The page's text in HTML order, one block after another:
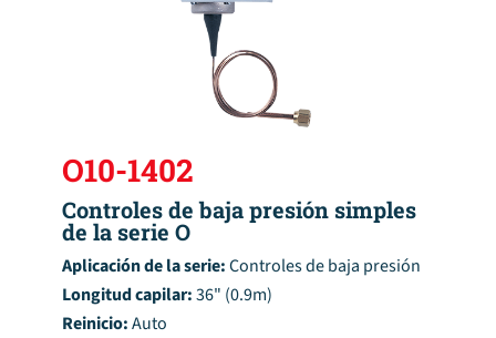
O10-1402
Controles de baja presión simples
de la serie O
Aplicación de la serie:Controles de baja presión
Longitud capilar:36" (0.9m)
Reinicio:Auto